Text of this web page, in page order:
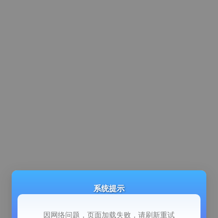
系统提示
因网络问题，页面加载失败，请刷新重试